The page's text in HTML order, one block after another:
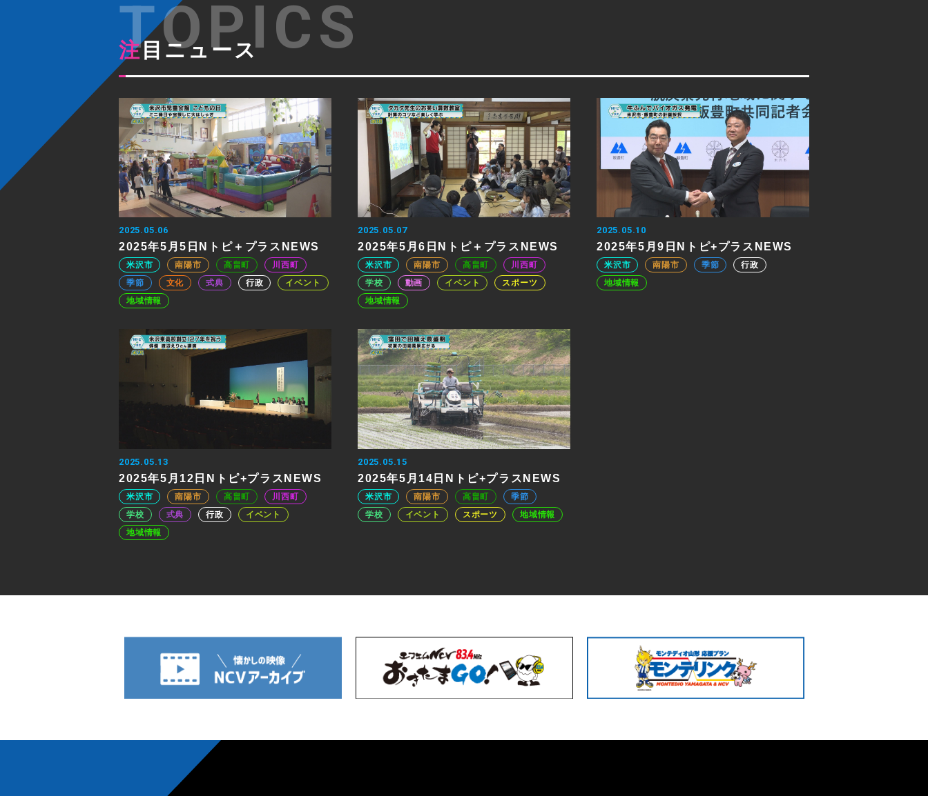
注目ニュース
2025.05.06
2025年5月5日Nトピ＋プラスNEWS
米沢市 南陽市 高畠町
川西町
季節
文化 式典 行政
イベント
地域情報
2025.05.07
2025年5月6日Nトピ＋プラスNEWS
米沢市 南陽市 高畠町
川西町
学校
動画 イベント
スポーツ
地域情報
2025.05.10
2025年5月9日Nトピ+プラスNEWS
米沢市 南陽市 季節
行政
地域情報
2025.05.13
2025年5月12日Nトピ+プラスNEWS
米沢市 南陽市 高畠町
川西町
学校
式典 行政
イベント
地域情報
2025.05.15
2025年5月14日Nトピ+プラスNEWS
米沢市 南陽市 高畠町
季節
学校
イベント スポーツ 地域情報